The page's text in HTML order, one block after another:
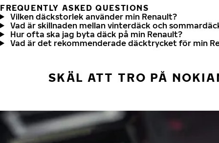
FREQUENTLY ASKED QUESTIONS
Vilken däckstorlek använder min Renault?
Vad är skillnaden mellan vinterdäck och
Hur ofta ska jag byta däck på min Renault?
Vad är det rekommenderade däcktrycket för min
SKÄL ATT TRO PÅ